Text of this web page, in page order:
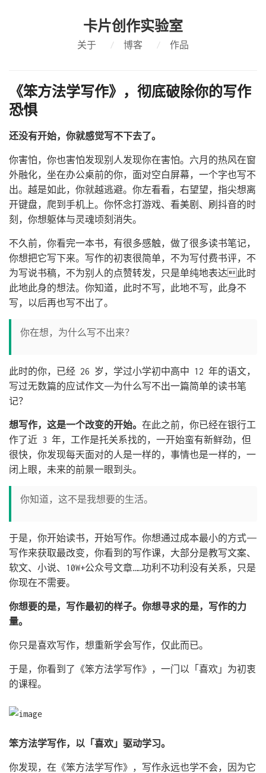
卡片创作实验室
关于 / 博客 / 作品
《笨方法学写作》，彻底破除你的写作
恐惧
还没有开始，你就感觉写不下去了。
你害怕，你也害怕发现别人发现你在害怕。六月的热风在窗
外融化，坐在办公桌前的你，面对空白屏幕，一个字也写不
出。越是如此，你就越逃避。你左看看，右望望，指尖想离
开键盘，爬到手机上。你怀念打游戏、看美剧、刷抖音的时
刻，你想躯体与灵魂顷刻消失。
不久前，你看完一本书，有很多感触，做了很多读书笔记，
你想把它写下来。写作的初衷很简单，不为写付费书评，不
为写说书稿，不为别人的点赞转发，只是单纯地表达此时
此地此身的想法。你知道，此时不写，此地不写，此身不
写，以后再也写不出了。
你在想，为什么写不出来？
此时的你，已经 26 岁，学过小学初中高中 12 年的语文，
写过无数篇的应试作文——为什么写不出一篇简单的读书笔
记？
想写作，这是一个改变的开始。 在此之前，你已经在银行工
作了近 3 年，工作是托关系找的，一开始蛮有新鲜劲，但
很快，你发现每天面对的人是一样的，事情也是一样的，一
闭上眼，未来的前景一眼到头。
你知道，这不是我想要的生活。
于是，你开始读书，开始写作。你想通过成本最小的方式——
写作来获取最改变，你看到的写作课，大部分是教写文案、
软文、小说、10W+公众号文章……功利不功利没有关系，只是
你现在不需要。
你想要的是，写作最初的样子。你想寻求的是，写作的力
量。
你只是喜欢写作，想重新学会写作，仅此而已。
于是，你看到了《笨方法学写作》，一门以「喜欢」为初衷
的课程。
笨方法学写作，以「喜欢」驱动学习。
你发现，在《笨方法学写作》，写作永远也学不会，因为它